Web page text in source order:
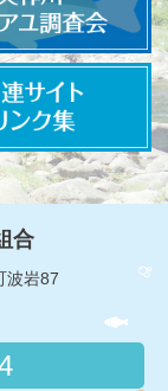
合
波岩87